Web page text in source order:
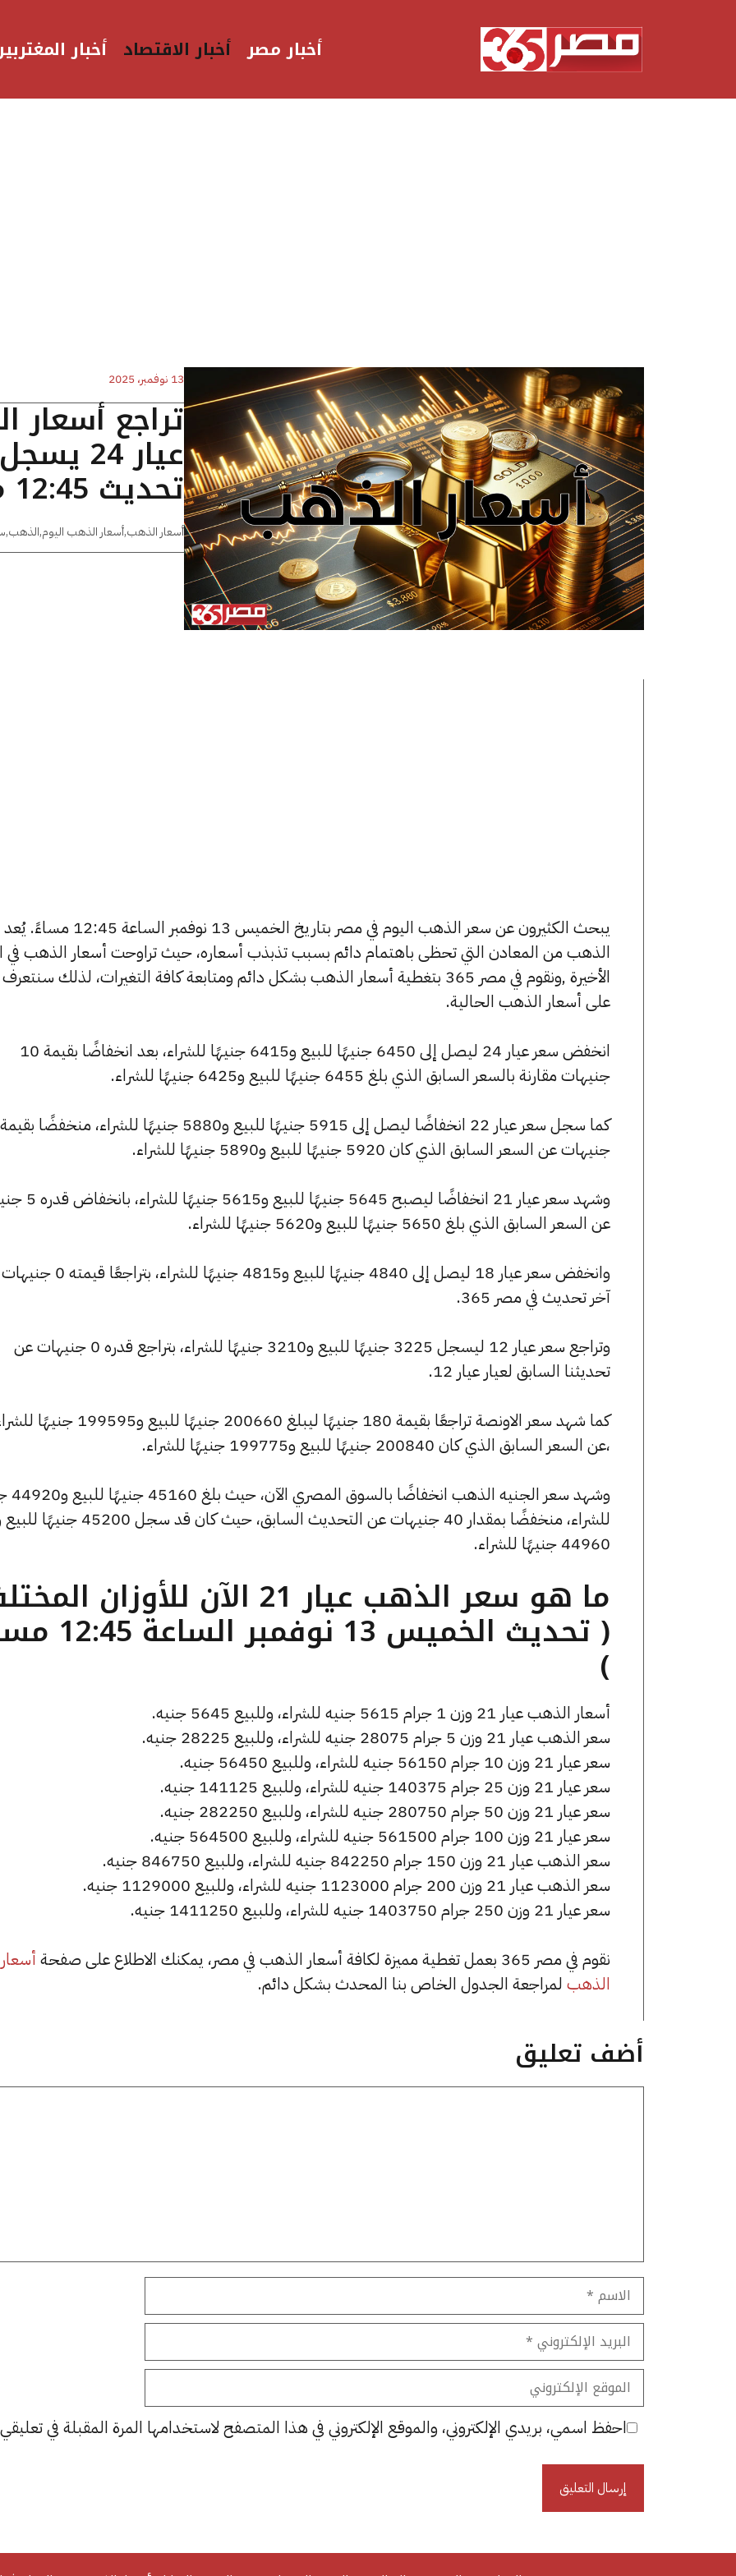
أخبار مصر أخبار الاقتصاد أخبار
13 نوفمبر، 2025
تراجع
تحديث 12:45 مساءًا
أسعار الذهب,أسعار الذهب اليوم,الذهب,
يبحث الكثيرون عن سعر الذهب اليوم في مصر بتاريخ الخميس 13 نوفمبر الساعة 12:45 مساءً. يُعد
الذهب من المعادن التي تحظى باهتمام دائم بسبب تذبذب أسعاره، حيث تراوحت أسعار الذهب في
الأخيرة ,ونقوم في مصر 365 بتغطية أسعار الذهب بشكل دائم ومتابعة كافة التغيرات، لذلك
على أسعار الذهب الحالية.
انخفض سعر عيار 24 ليصل إلى 6450 جنيهًا للبيع و6415 جنيهًا للشراء، بعد انخفاضًا بقيمة 10
جنيهات مقارنة بالسعر السابق الذي بلغ 6455 جنيهًا للبيع و6425 جنيهًا للشراء.
جنيهات عن السعر السابق الذي كان 5920 جنيهًا للبيع و5890 جنيهًا للشراء.
وشهد سعر عيار 21 انخفاضًا ليصبح
عن السعر السابق الذي بلغ 5650 جنيهًا للبيع و5620 جنيهًا للشراء.
وانخفض سعر عيار 18 ليصل إلى 4840 جنيهًا للبيع و4815 جنيهًا
آخر تحديث في مصر 365.
وتراجع سعر عيار 12 ليسجل 3225 جنيهًا للبيع و3210 جنيهًا للشراء، بتراجع قدره 0 جنيهات عن
تحديثنا السابق لعيار عيار 12.
كما شهد سعر الاونصة تراجعًا بقيمة 180 جنيهًا ليبلغ 200660 جنيهًا للبيع و199595
،عن السعر السابق الذي كان 200840 جنيهًا للبيع و199775 جنيهًا للشراء.
وشهد سعر
للشراء، منخفضًا بمقدار 40 جنيهات عن التحديث السابق، حيث كان قد سجل 45200
44960 جنيهًا للشراء.
ما هو سعر الذهب عيار 21 الآن للأوزان
( تحديث الخميس 13
)
أسعار الذهب عيار 21 وزن 1 جرام 5615 جنيه للشراء، وللبيع 5645 جنيه.
سعر الذهب عيار 21 وزن 5 جرام 28075 جنيه للشراء، وللبيع 28225 جنيه.
سعر عيار 21 وزن 10 جرام 56150 جنيه للشراء، وللبيع 56450 جنيه.
سعر عيار 21 وزن 25 جرام 140375 جنيه للشراء، وللبيع 141125 جنيه.
سعر عيار 21 وزن 50 جرام 280750 جنيه للشراء، وللبيع 282250 جنيه.
سعر عيار 21 وزن 100 جرام 561500 جنيه للشراء، وللبيع 564500 جنيه.
سعر الذهب عيار 21 وزن 150 جرام 842250 جنيه للشراء، وللبيع 846750 جنيه.
سعر الذهب عيار 21 وزن 200 جرام 1123000 جنيه للشراء، وللبيع 1129000 جنيه.
سعر عيار 21 وزن 250 جرام 1403750 جنيه للشراء، وللبيع 1411250 جنيه.
نقوم في مصر 365 بعمل تغطية مميزة لكافة أسعار الذهب في مصر، يمكنك الاطلاع على صفحة
أسعار
الذهب لمراجعة الجدول الخاص بنا المحدث بشكل دائم.
أضف تعليق
الاسم
البريد
الإلكتروني
الموقع
الإلكتروني
احفظ اسمي، بريدي الإلكتروني، والموقع الإلكتروني في هذا المتصفح لاستخدامها المرة المقبلة في